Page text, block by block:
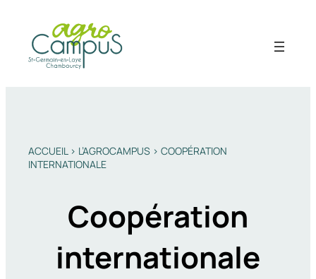
contenu
ACCUEIL> L’AGROCAMPUS > COOPÉRATION
INTERNATIONALE
Coopération
internationale